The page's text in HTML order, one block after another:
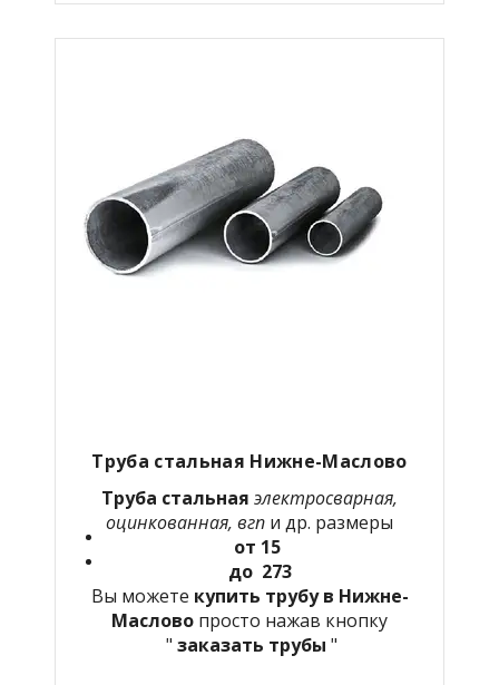
Труба стальная Нижне-Маслово
Труба стальная электросварная,
оцинкованная, вгп и др. размеры
от 15
до 273
Вы можете купить трубу в Нижне-
Маслово просто нажав кнопку
" заказать трубы "